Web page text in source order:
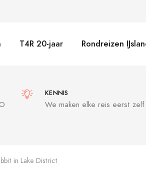
T4R 20-jaar Rondreizen
KENNIS
We maken elke reis eerst zelf
in Lake District